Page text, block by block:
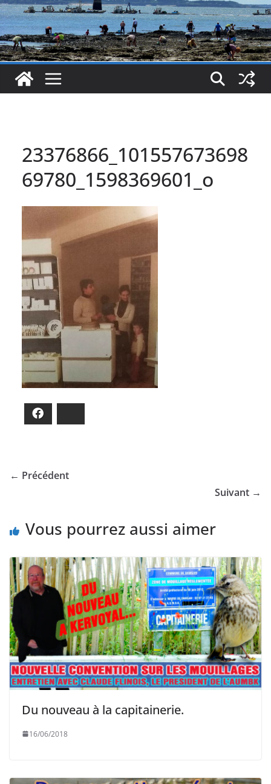
23376866_101557673698
69780_1598369601_o
← Précédent
Suivant →
Vous pourrez aussi aimer
Du nouveau à la capitainerie.
16/06/2018